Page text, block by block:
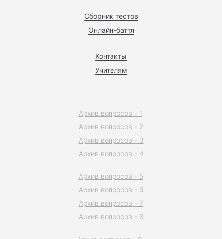
Сборник тестов
Онлайн-баттл
Контакты
Учителям
Архив вопросов - 1
Архив вопросов - 2
Архив вопросов - 3
Архив вопросов - 4
Архив вопросов - 5
Архив вопросов - 6
Архив вопросов - 7
Архив вопросов - 8